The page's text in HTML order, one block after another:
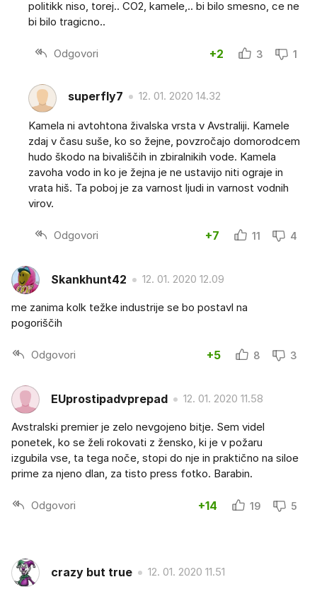
politikk niso, torej.. CO2, kamele,.. bi bilo smesno, ce ne
bi bilo tragicno..
Odgovori +2 3 1
superfly7 12. 01. 2020 14.32
Kamela ni avtohtona živalska vrsta v Avstraliji. Kamele
zdaj v času suše, ko so žejne, povzročajo domorodcem
hudo škodo na bivališčih in zbiralnikih vode. Kamela
zavoha vodo in ko je žejna je ne ustavijo niti ograje in
vrata hiš. Ta poboj je za varnost ljudi in varnost vodnih
virov.
Odgovori +7 11 4
Skankhunt42 12. 01. 2020 12.09
me zanima kolk težke industrije se bo postavl na
pogoriščih
Odgovori +5 8 3
EUprostipadvprepad 12. 01. 2020 11.58
Avstralski premier je zelo nevgojeno bitje. Sem videl
ponetek, ko se želi rokovati z žensko, ki je v požaru
izgubila vse, ta tega noče, stopi do nje in praktično na siloe
prime za njeno dlan, za tisto press fotko. Barabin.
Odgovori +14 19 5
crazy but true 12. 01. 2020 11.51